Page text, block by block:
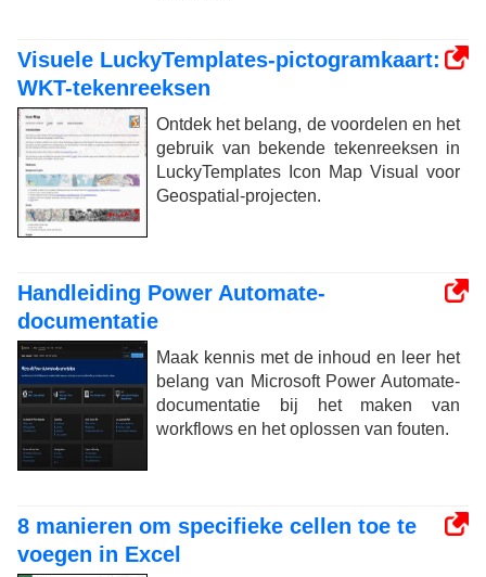
Visuele LuckyTemplates-pictogramkaart:
WKT-tekenreeksen
Ontdek het belang, de voordelen en het
gebruik van bekende tekenreeksen in
LuckyTemplates Icon Map Visual voor
Geospatial-projecten.
Handleiding Power Automate-
documentatie
Maak kennis met de inhoud en leer het
belang van Microsoft Power Automate-
documentatie bij het maken van
workflows en het oplossen van fouten.
8 manieren om specifieke cellen toe te
voegen in Excel